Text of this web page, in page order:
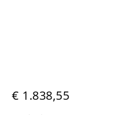
€ 1.838,55